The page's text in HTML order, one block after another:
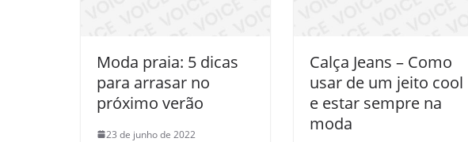
Moda praia: 5 dicas
para arrasar no
próximo verão
23 de junho de 2022
Calça Jeans – Como
usar de um jeito cool
e estar sempre na
moda